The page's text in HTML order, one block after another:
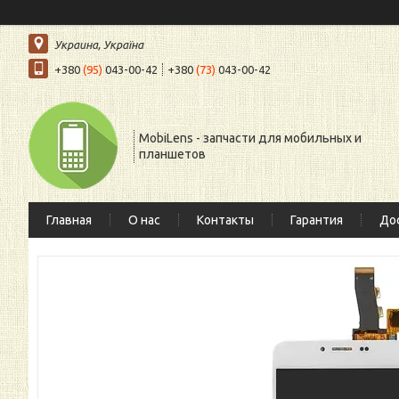
Украина, Україна
+380 (95)043-00-42 +380(73)043-00-42
MobiLens - запчасти для мобильных и
планшетов
Главная О нас Контакты Гарантия